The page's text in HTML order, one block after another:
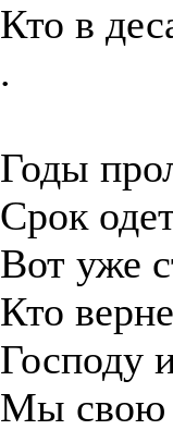
Кто в
.
Годы
Срок
Вот уже
Кто
Господу
Мы свою